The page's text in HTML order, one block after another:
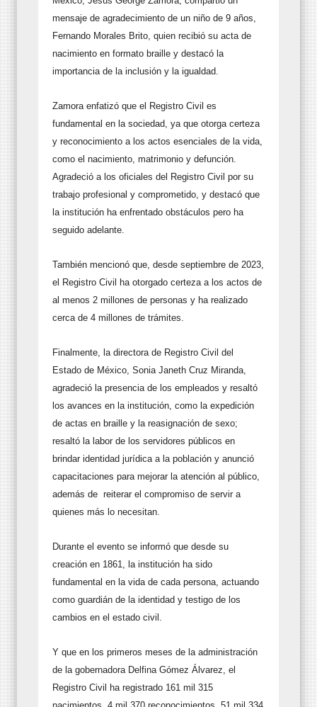
mensaje de agradecimiento de un niño de 9 años,
Fernando Morales Brito, quien recibió su acta de
nacimiento en formato braille y destacó la
importancia de la inclusión y la igualdad.
Zamora enfatizó que el Registro Civil es
fundamental en la sociedad, ya que otorga certeza
y reconocimiento a los actos esenciales de la vida,
como el nacimiento, matrimonio y defunción.
Agradeció a los oficiales del Registro Civil por su
trabajo profesional y comprometido, y destacó que
la institución ha enfrentado obstáculos pero ha
seguido adelante.
También mencionó que, desde septiembre de 2023,
el Registro Civil ha otorgado certeza a los actos de
al menos 2 millones de personas y ha realizado
cerca de 4 millones de trámites.
Finalmente, la directora de Registro Civil del
Estado de México, Sonia Janeth Cruz Miranda,
agradeció la presencia de los empleados y resaltó
los avances en la institución, como la expedición
de actas en braille y la reasignación de sexo;
resaltó la labor de los servidores públicos en
brindar identidad jurídica a la población y anunció
capacitaciones para mejorar la atención al público,
además de reiterar el compromiso de servir a
quienes más lo necesitan.
Durante el evento se informó que desde su
creación en 1861, la institución ha sido
fundamental en la vida de cada persona, actuando
como guardián de la identidad y testigo de los
cambios en el estado civil.
Y que en los primeros meses de la administración
de la gobernadora Delfina Gómez Álvarez, el
Registro Civil ha registrado 161 mil 315